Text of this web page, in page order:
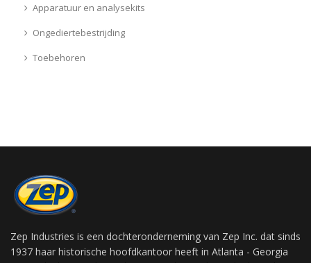
Apparatuur en analysekits
Ongediertebestrijding
Toebehoren
Zep Industries is een dochteronderneming van Zep Inc. dat sinds
1937 haar historische hoofdkantoor heeft in Atlanta - Georgia